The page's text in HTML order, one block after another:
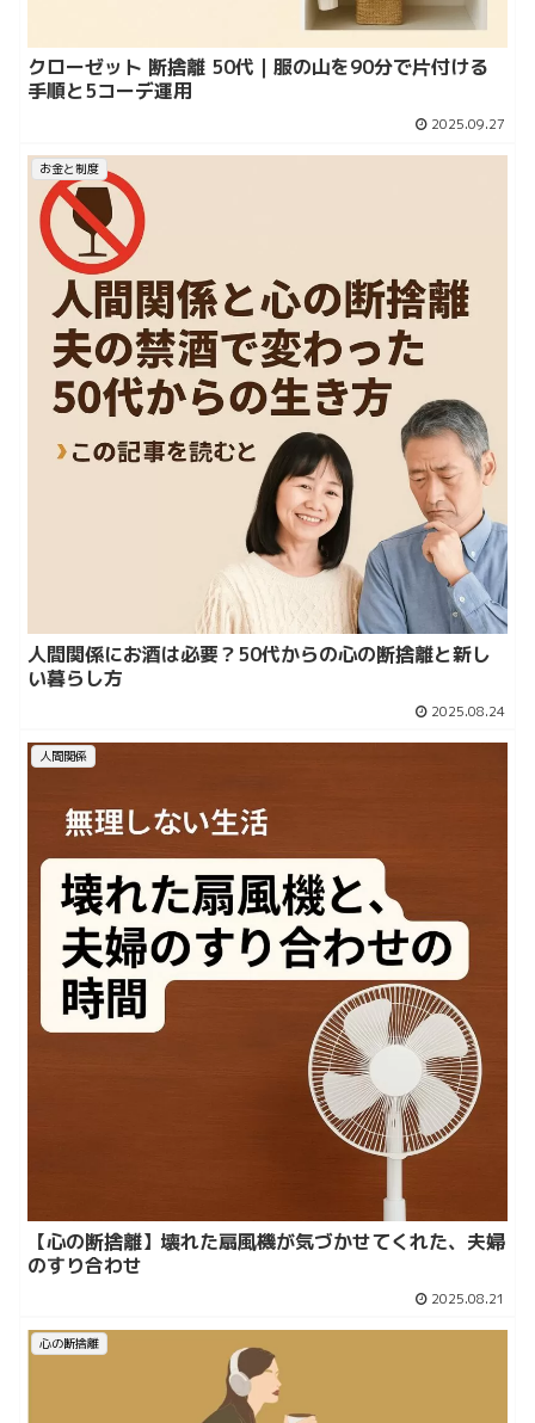
クローゼット 断捨離 50代｜服の山を90分で片付ける
手順と5コーデ運用
2025.09.27
お金と制度
人間関係にお酒は必要？50代からの心の断捨離と新し
い暮らし方
2025.08.24
人間関係
【心の断捨離】壊れた扇風機が気づかせてくれた、夫婦
のすり合わせ
2025.08.21
心の断捨離